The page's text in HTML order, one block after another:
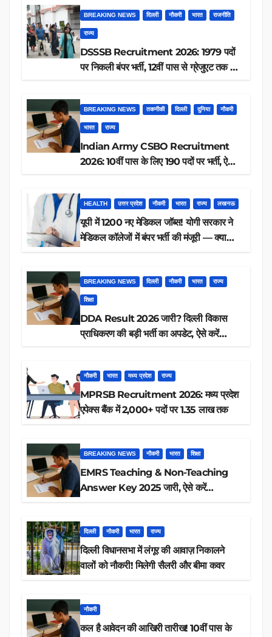
BREAKING NEWS दिल्ली नौकरी भारत राजनीति
राज्य
DSSSB Recruitment 2026: 1979 पदों
पर निकली बंपर भर्ती, 12वीं पास से ग्रेजुएट तक करें
BREAKING NEWS तकनीकी दिल्ली दुनिया नौकरी
भारत राज्य
Indian Army CSBO Recruitment
2026: 10वीं पास के लिए 190 पदों पर भर्ती, ऐसे
HEALTH उत्तर प्रदेश नौकरी भारत राज्य लखनऊ
यूपी में 1200 नए मेडिकल जॉब्स! योगी सरकार ने
मेडिकल कॉलेजों में बंपर भर्ती की मंजूरी — क्या
BREAKING NEWS दिल्ली नौकरी भारत राज्य
शिक्षा
DDA Result 2026 जारी? दिल्ली विकास
प्राधिकरण की बड़ी भर्ती का अपडेट, ऐसे करें
नौकरी भारत मध्य प्रदेश राज्य
MPRSB Recruitment 2026: मध्य प्रदेश
एपेक्स बैंक में 2,000+ पदों पर 1.35 लाख तक
BREAKING NEWS नौकरी भारत शिक्षा
EMRS Teaching & Non-Teaching
Answer Key 2025 जारी, ऐसे करें
दिल्ली नौकरी भारत राज्य
दिल्ली विधानसभा में लंगूर की आवाज़ निकालने
वालों को नौकरी! मिलेगी सैलरी और बीमा कवर
नौकरी
कल है आवेदन की आखिरी तारीख! 10वीं पास के